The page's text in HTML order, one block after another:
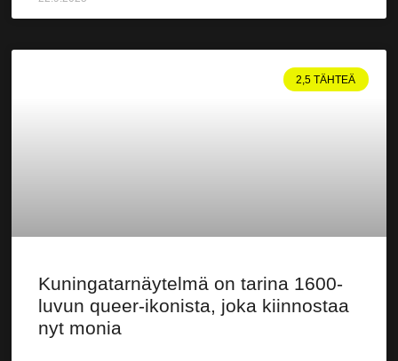
2,5 TÄHTEÄ
Kuningatarnäytelmä on tarina 1600-
luvun queer-ikonista, joka kiinnostaa
nyt monia